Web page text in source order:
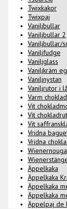
Twixkakor
Twixpaj
Vaniljbullar
Vaniljbullar 2
Vaniljbullar/
Vaniljfudge
Vaniljglass
Vaniljkräm
Vaniljnystan
Vaniljrutor i
Varm
Vit
Vit
Vit
Vridna
Vridna
Äppelkaka
Äppelkaka
Äppelkaka
Äppelkaka
Äppelpaj de